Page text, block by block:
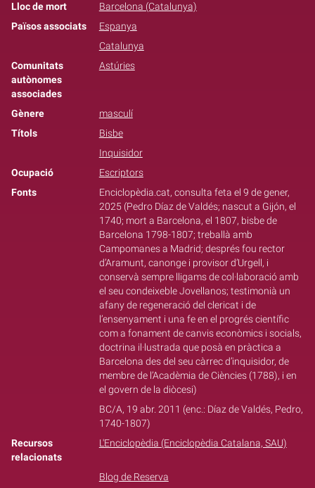
Lloc de mort
Barcelona (Catalunya)
Països associats
Espanya
Catalunya
Comunitats
autònomes
associades
Astúries
Gènere
masculí
Títols
Bisbe
Inquisidor
Ocupació
Escriptors
Fonts
Enciclopèdia.cat, consulta feta el 9 de gener,
2025 (Pedro Díaz de Valdés; nascut a Gijón, el
1740; mort a Barcelona, el 1807, bisbe de
Barcelona 1798-1807; treballà amb
Campomanes a Madrid; després fou rector
d’Aramunt, canonge i provisor d’Urgell, i
conservà sempre lligams de col·laboració amb
el seu condeixeble Jovellanos; testimonià un
afany de regeneració del clericat i de
l’ensenyament i una fe en el progrés científic
com a fonament de canvis econòmics i socials,
doctrina il·lustrada que posà en pràctica a
Barcelona des del seu càrrec d’inquisidor, de
membre de l’Acadèmia de Ciències (1788), i en
el govern de la diòcesi)
BC/A, 19 abr. 2011 (enc.: Díaz de Valdés, Pedro,
1740-1807)
Recursos
relacionats
L'Enciclopèdia (Enciclopèdia Catalana, SAU)
Blog de Reserva